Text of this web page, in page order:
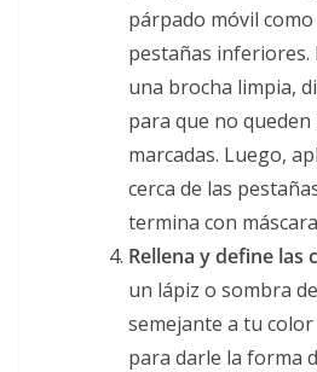
párpado móvil
pestañas inferiores.
una brocha limpia,
para que no
marcadas. Luego,
cerca de las
termina con
Rellena y define las
un lápiz o sombra
semejante a tu
para darle la forma